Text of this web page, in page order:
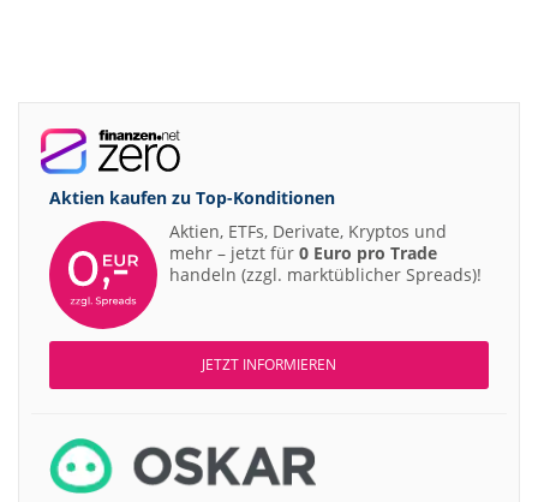
Aktien kaufen zu Top-Konditionen
Aktien, ETFs, Derivate, Kryptos und
mehr – jetzt für 0 Euro pro Trade
handeln (zzgl. marktüblicher Spreads)!
JETZT INFORMIEREN